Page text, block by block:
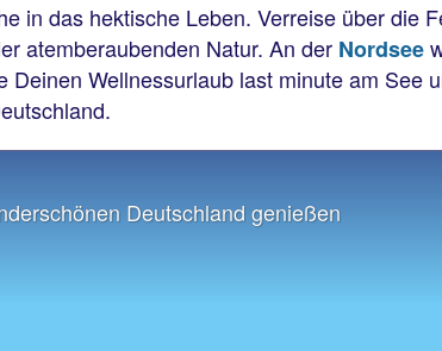
in das hektische Leben. Verreise über die
atemberaubenden Natur. An der Nordsee
Wellnessurlaub last minute am See
Deutschland genießen